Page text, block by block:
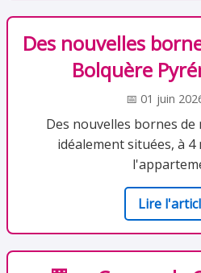
Des nouvelles
Bolquère
📅 01 juin
Des nouvelles bornes
idéalement situées, à 4
Lire